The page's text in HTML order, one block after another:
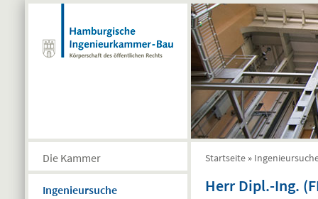
Direkt zum Inhalt
Die Kammer
Ingenieursuche
Sie sind hier
Startseite »
Herr Dipl.-Ing.